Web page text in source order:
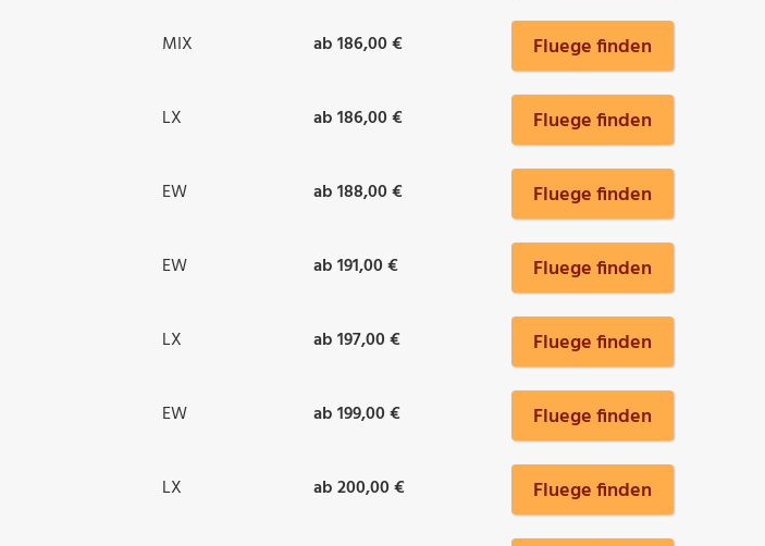
MIX ab 186,00 € Fluege finden
LX ab 186,00 € Fluege finden
EW ab 188,00 € Fluege finden
EW ab 191,00 € Fluege finden
LX ab 197,00 € Fluege finden
EW ab 199,00 € Fluege finden
LX ab 200,00 € Fluege finden